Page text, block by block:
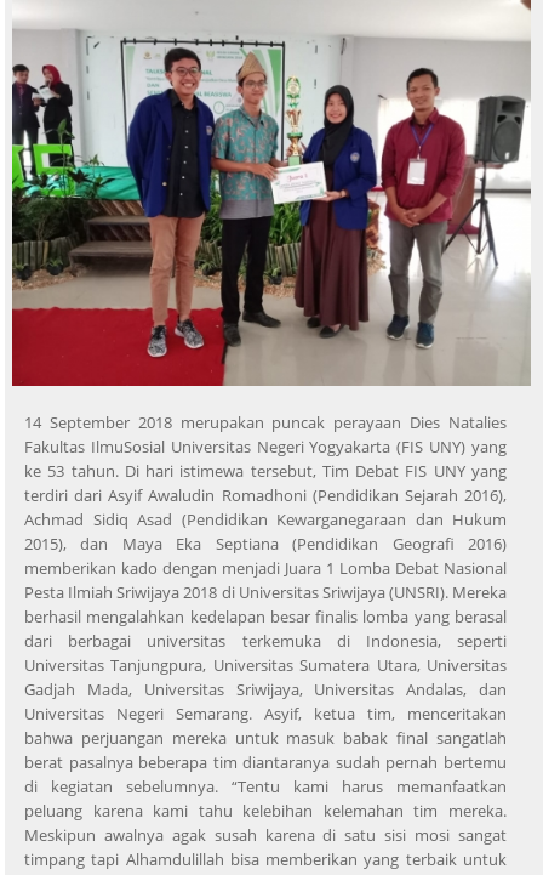
14 September 2018 merupakan puncak perayaan Dies Natalies
Fakultas IlmuSosial Universitas Negeri Yogyakarta (FIS UNY) yang
ke 53 tahun. Di hari istimewa tersebut, Tim Debat FIS UNY yang
terdiri dari Asyif Awaludin Romadhoni (Pendidikan Sejarah 2016),
Achmad Sidiq Asad (Pendidikan Kewarganegaraan dan Hukum
2015), dan Maya Eka Septiana (Pendidikan Geografi 2016)
memberikan kado dengan menjadi Juara 1 Lomba Debat Nasional
Pesta Ilmiah Sriwijaya 2018 di Universitas Sriwijaya (UNSRI). Mereka
berhasil mengalahkan kedelapan besar finalis lomba yang berasal
dari berbagai universitas terkemuka di Indonesia, seperti
Universitas Tanjungpura, Universitas Sumatera Utara, Universitas
Gadjah Mada, Universitas Sriwijaya, Universitas Andalas, dan
Universitas Negeri Semarang. Asyif, ketua tim, menceritakan
bahwa perjuangan mereka untuk masuk babak final sangatlah
berat pasalnya beberapa tim diantaranya sudah pernah bertemu
di kegiatan sebelumnya. “Tentu kami harus memanfaatkan
peluang karena kami tahu kelebihan kelemahan tim mereka.
Meskipun awalnya agak susah karena di satu sisi mosi sangat
timpang tapi Alhamdulillah bisa memberikan yang terbaik untuk